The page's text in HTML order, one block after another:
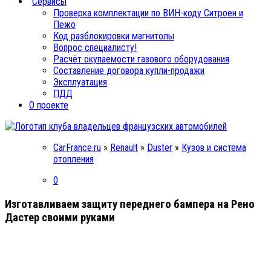
Проверка комплектации по ВИН-коду Ситроен и
Пежо
Код разблокировки магнитолы
Вопрос специалисту!
Расчёт окупаемости газового оборудования
Составление договора купли-продажи
Эксплуатация
ПДД
О проекте
CarFrance.ru » Renault » Duster » Кузов и система
отопления
0
Изготавливаем защиту переднего бампера на Рено
Дастер своими руками